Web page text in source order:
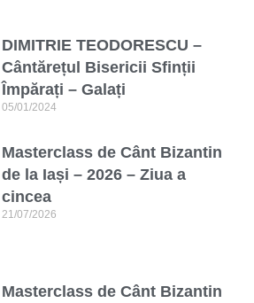
DIMITRIE TEODORESCU –
Cântărețul Bisericii Sfinții
Împărați – Galați
05/01/2024
Masterclass de Cânt Bizantin
de la Iași – 2026 – Ziua a
cincea
21/07/2026
Masterclass de Cânt Bizantin